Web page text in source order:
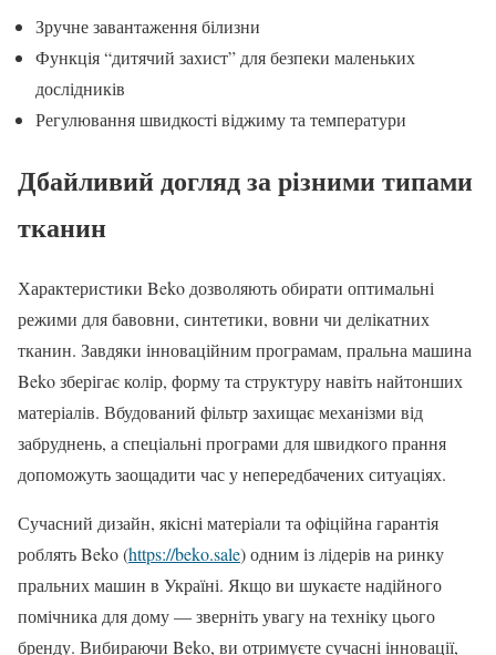
Зручне завантаження білизни
Функція “дитячий захист” для безпеки маленьких
дослідників
Регулювання швидкості віджиму та температури
Дбайливий догляд за різними типами
тканин
Характеристики Beko дозволяють обирати оптимальні
режими для бавовни, синтетики, вовни чи делікатних
тканин. Завдяки інноваційним програмам, пральна машина
Beko зберігає колір, форму та структуру навіть найтонших
матеріалів. Вбудований фільтр захищає механізми від
забруднень, а спеціальні програми для швидкого прання
допоможуть заощадити час у непередбачених ситуаціях.
Сучасний дизайн, якісні матеріали та офіційна гарантія
роблять Beko (https://beko.sale) одним із лідерів на ринку
пральних машин в Україні. Якщо ви шукаєте надійного
помічника для дому — зверніть увагу на техніку цього
бренду. Вибираючи Beko, ви отримуєте сучасні інновації,